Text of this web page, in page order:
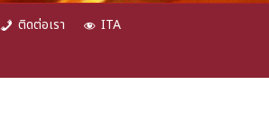
ติดต่อเรา ITA